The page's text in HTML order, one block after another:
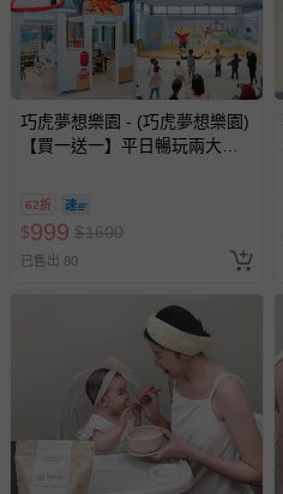
巧虎夢想樂園 - (巧虎夢想樂園)
【買一送一】平日暢玩兩大一
2026/10/16 正券逾期視同現金
券使用
62折
$999 $1600
已售出 80